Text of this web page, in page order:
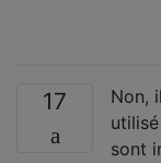
17
Non,
sont